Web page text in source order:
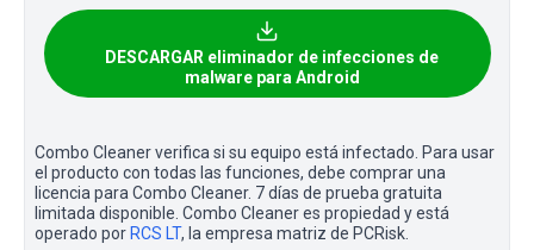
DESCARGAR eliminador de infecciones de
malware para Android
Combo Cleaner verifica si su equipo está infectado. Para usar
el producto con todas las funciones, debe comprar una
licencia para Combo Cleaner. 7 días de prueba gratuita
limitada disponible. Combo Cleaner es propiedad y está
operado por RCS LT, la empresa matriz de PCRisk.